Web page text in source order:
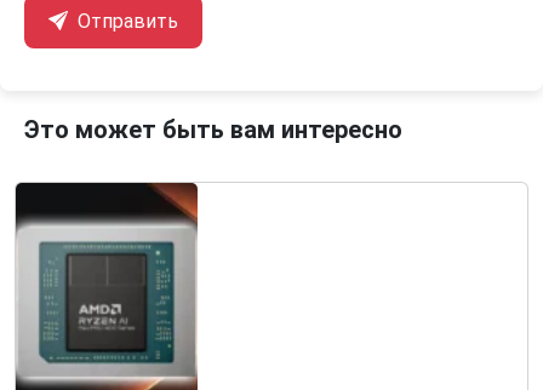
Отправить
Это может быть вам интересно